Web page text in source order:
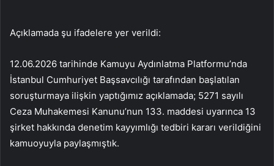
Açıklamada şu ifadelere yer verildi:
12.06.2026 tarihinde Kamuyu Aydınlatma Platformu’nda
İstanbul Cumhuriyet Başsavcılığı tarafından başlatılan
soruşturmaya ilişkin yaptığımız açıklamada; 5271 sayılı
Ceza Muhakemesi Kanunu’nun 133. maddesi uyarınca 13
şirket hakkında denetim kayyımlığı tedbiri kararı verildiğini
kamuoyuyla paylaşmıştık.